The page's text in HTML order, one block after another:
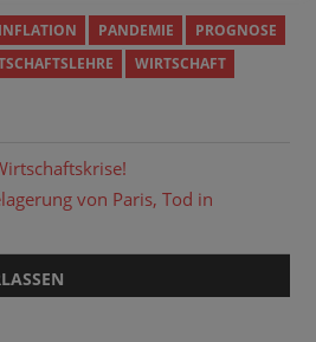
INFLATION PANDEMIE
PROGNOSE
WIRTSCHAFT
von Paris, Tod in